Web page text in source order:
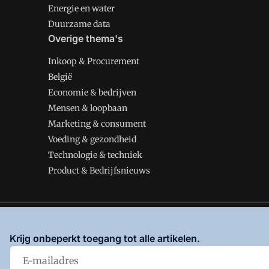
Energie en water
Duurzame data
Overige thema's
Inkoop & Procurement
België
Economie & bedrijven
Mensen & loopbaan
Marketing & consument
Voeding & gezondheid
Technologie & techniek
Product & Bedrijfsnieuws
enPrivacy en Cookie beleid |Privacy instellingen
Krijg onbeperkt toegang tot alle artikelen.